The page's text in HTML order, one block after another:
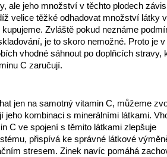
ale jeho množství v těchto plodech
velice těžké odhadovat množství látky
Zvláště pokud neznáme
je to skoro nemožné. Proto je v
vhodné sáhnout po doplňcích stravy,
C zaručují.
jen na samotný vitamin C, můžeme
jeho kombinaci s minerálními látkami.
C ve spojení s těmito látkami zlepšuje
přispívá ke správné látkové
stresem. Zinek navíc pomáhá